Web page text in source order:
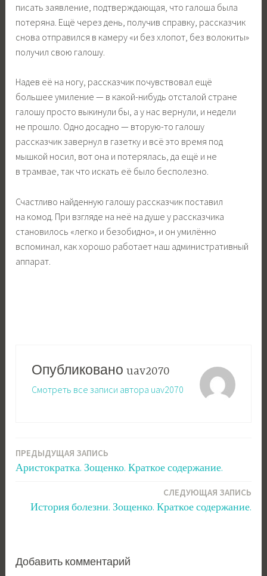
писать заявление, подтвер­ждающая, что галоша была
потеряна. Ещё через день, получив справку, рассказчик
снова отправился в камеру «и без хлопот, без волокиты»
получил свою галошу.
Надев её на ногу, рассказчик почувствовал ещё
большее умиление — в какой-нибудь отсталой стране
галошу просто выкинули бы, а у нас вернули, и недели
не прошло. Одно досадно — вторую-то галошу
рассказчик завернул в газетку и всё это время под
мышкой носил, вот она и потерялась, да ещё и не
в трамвае, так что искать её было бесполезно.
Счастливо найденную галошу рассказчик поставил
на комод. При взгляде на неё на душе у рассказчика
становилось «легко и безобидно», и он умилённо
вспоминал, как хорошо работает наш административный
аппарат.
Опубликовано uav2070
Смотреть все записи автора uav2070
Навигация
по
ПРЕДЫДУЩАЯ ЗАПИСЬ
Аристократка. Зощенко. Краткое содержание.
СЛЕДУЮЩАЯ ЗАПИСЬ
История болезни. Зощенко. Краткое содержание.
Добавить комментарий